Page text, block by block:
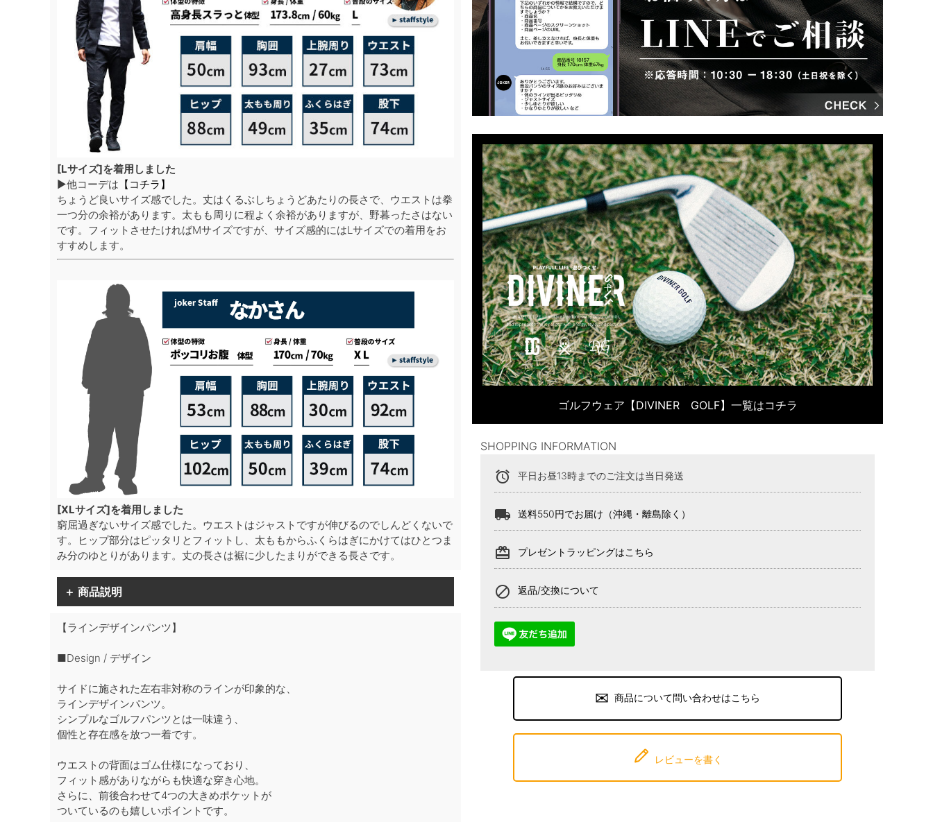
[Lサイズ]を着用しました
▶他コーデは 【コチラ】
ちょうど良いサイズ感でした。丈はくるぶしちょうどあたりの長さで、ウエストは拳
一つ分の余裕があります。太もも周りに程よく余裕がありますが、野暮ったさはない
です。フィットさせたければMサイズですが、サイズ感的にはLサイズでの着用をお
すすめします。
[XLサイズ]を着用しました
窮屈過ぎないサイズ感でした。ウエストはジャストですが伸びるのでしんどくないで
す。ヒップ部分はピッタリとフィットし、太ももからふくらはぎにかけてはひとつま
み分のゆとりがあります。丈の長さは裾に少したまりができる長さです。
＋ 商品説明
【ラインデザインパンツ】
■Design / デザイン
サイドに施された左右非対称のラインが印象的な、
ラインデザインパンツ。
シンプルなゴルフパンツとは一味違う、
個性と存在感を放つ一着です。
ウエストの背面はゴム仕様になっており、
フィット感がありながらも快適な穿き心地。
さらに、前後合わせて4つの大きめポケットが
ついているのも嬉しいポイントです。
ゴルフウェア【DIVINER GOLF】一覧はコチラ
SHOPPING INFORMATION
alarm 平日お昼13時までのご注文は当日発送
local_shipping 送料550円でお届け（沖縄・離島除く）
card_giftcard プレゼントラッピングはこちら
block 返品/交換について
商品について問い合わせはこちら
レビューを書く